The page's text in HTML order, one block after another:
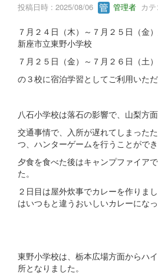
投稿日時 : 2025/08/06 管理者 カ
７月２４日（木）～７月２５日（金
新座市立東野小学校
７月２５日（金）～７月２６日（土
の３校に宿泊学習としてご利用いただ
八石小学校は落石の影響で、山梨方
交通事情で、入所が遅れてしまった
つ、ハンターゲームを行うことができ
夕食を食べた後はキャンプファイア
た。
２日目は屋外炊事でカレーを作りま
はいつもと違うおいしいカレーにな
東野小学校は、栃本広場方面からハ
所となりました。